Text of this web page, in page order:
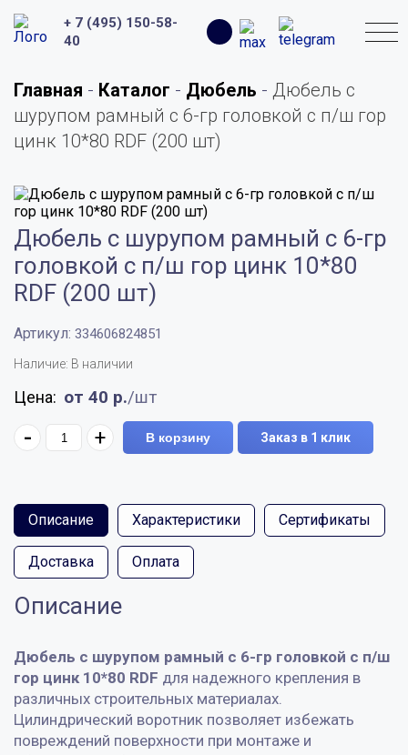
Поиск: +
+ 7 (495) 150-58-
40
Главная - Каталог - Дюбель - Дюбель с
шурупом рамный с 6-гр головкой с п/ш гор
цинк 10*80 RDF (200 шт)
Дюбель с шурупом рамный с 6-гр
головкой с п/ш гор цинк 10*80
RDF (200 шт)
Артикул: 334606824851
Наличие: В наличии
Цена: от 40 р./шт
- + В корзину Заказ в 1 клик
Описание Характеристики Сертификаты
Доставка Оплата
Описание
Дюбель с шурупом рамный с 6-гр головкой с п/ш
гор цинк 10*80 RDF для надежного крепления в
различных строительных материалах.
Цилиндрический воротник позволяет избежать
повреждений поверхности при монтаже и